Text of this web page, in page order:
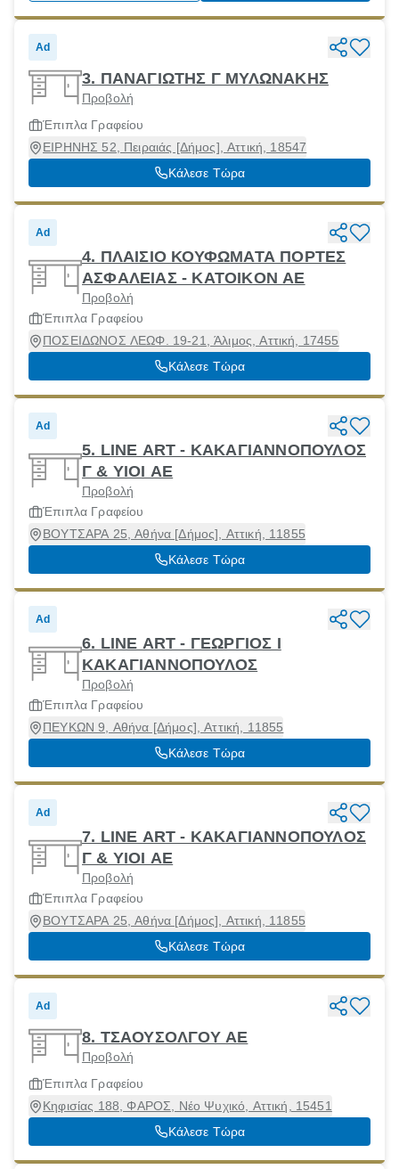
Ad
3. ΠΑΝΑΓΙΩΤΗΣ Γ ΜΥΛΩΝΑΚΗΣ
Προβολή
Έπιπλα Γραφείου
ΕΙΡΗΝΗΣ 52, Πειραιάς [Δήμος], Αττική, 18547
Κάλεσε Τώρα
Ad
4. ΠΛΑΙΣΙΟ ΚΟΥΦΩΜΑΤΑ ΠΟΡΤΕΣ
ΑΣΦΑΛΕΙΑΣ - KATOIKON AE
Προβολή
Έπιπλα Γραφείου
ΠΟΣΕΙΔΩΝΟΣ ΛΕΩΦ. 19-21, Άλιμος, Αττική, 17455
Κάλεσε Τώρα
Ad
5. LINE ART - ΚΑΚΑΓΙΑΝΝΟΠΟΥΛΟΣ
Γ & ΥΙΟΙ ΑΕ
Προβολή
Έπιπλα Γραφείου
ΒΟΥΤΣΑΡΑ 25, Αθήνα [Δήμος], Αττική, 11855
Κάλεσε Τώρα
Ad
6. LINE ART - ΓΕΩΡΓΙΟΣ Ι
ΚΑΚΑΓΙΑΝΝΟΠΟΥΛΟΣ
Προβολή
Έπιπλα Γραφείου
ΠΕΥΚΩΝ 9, Αθήνα [Δήμος], Αττική, 11855
Κάλεσε Τώρα
Ad
7. LINE ART - ΚΑΚΑΓΙΑΝΝΟΠΟΥΛΟΣ
Γ & ΥΙΟΙ ΑΕ
Προβολή
Έπιπλα Γραφείου
ΒΟΥΤΣΑΡΑ 25, Αθήνα [Δήμος], Αττική, 11855
Κάλεσε Τώρα
Ad
8. ΤΣΑΟΥΣΟΛΓΟΥ ΑΕ
Προβολή
Έπιπλα Γραφείου
Κηφισίας 188, ΦΑΡΟΣ, Νέο Ψυχικό, Αττική, 15451
Κάλεσε Τώρα